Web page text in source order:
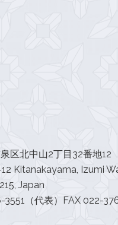
区北中山2丁目32番地12
Kitanakayama, Izumi
Japan
3551（代表）FAX 022-